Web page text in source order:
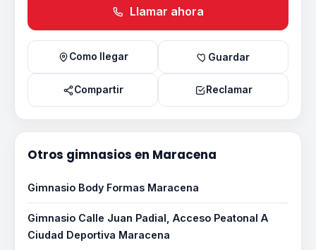
Llamar ahora
Como llegar Guardar
Compartir Reclamar
Otros gimnasios en Maracena
Gimnasio Body Formas Maracena
Gimnasio Calle Juan Padial, Acceso Peatonal A
Ciudad Deportiva Maracena